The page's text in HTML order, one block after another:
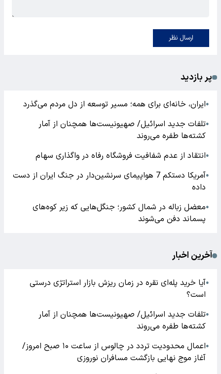
ارسال نظر
پر بازدید
●ایران، خانه‌ای برای همه؛ مسیر توسعه از دل مردم می‌گذرد
●تلفات جدید اسرائیل/ صهیونیست‌ها همچنان از آمار
کشته‌ها طفره می‌روند
●انتقاد از عدم شفافیت فروشگاه رفاه در واگذاری سهام
●
آمریکا دستکم 7 هواپیمای سرنشین‌دار در جنگ ایران از دست
داده
●معضل زباله در شمال کشور؛ جنگل‌هایی که زیر کوه‌های
پسماند دفن می‌شوند
آخرین اخبار
●آیا خرید پله‌ای نقره در زمان ریزش بازار استراتژی درستی
است؟
●تلفات جدید اسرائیل/ صهیونیست‌ها همچنان از آمار
کشته‌ها طفره می‌روند
●
اعمال محدودیت تردد در چالوس از ساعت ۱۰ صبح امروز/
آغاز موج نهایی بازگشت مسافران نوروزی